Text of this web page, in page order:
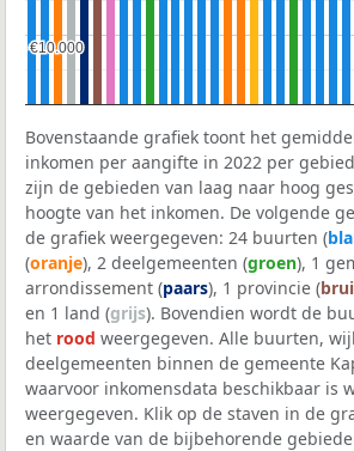
€10.000
€10.000
Bovenstaande grafiek toont het
inkomen per aangifte in 2022 per
zijn de gebieden van laag naar hoog
hoogte van het inkomen. De volgende
de grafiek weergegeven: 24 buurten (
(oranje), 2 deelgemeenten (groen), 1
arrondissement (paars), 1 provincie (
en 1 land (grijs). Bovendien wordt de
het rood weergegeven. Alle buurten,
deelgemeenten binnen de gemeente
waarvoor inkomensdata beschikbaar is
weergegeven. Klik op de staven in de
en waarde van de bijbehorende